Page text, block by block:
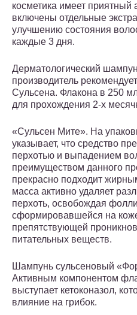
косметика имеет
включены отдельные
улучшению состояния
каждые 3 дня.
Дерматологический
производитель
Сульсена. Флакона в 250
для прохождения 2-х
«Сульсен Мите». На
указывает, что средство
перхотью и выпадением
преимуществом данного
прекрасно подходит
масса активно удаляет
перхоть, освобождая
сформировавшейся на
препятствующей
питательных веществ.
Шампунь сульсеновый
Активным компонентом
выступает кетоконазол,
влияние на грибок.